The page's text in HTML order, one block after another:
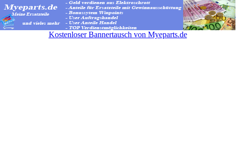
Kostenloser Bannertausch von Myeparts.de